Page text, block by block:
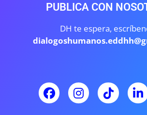
PUBLICA CON
DH te espera,